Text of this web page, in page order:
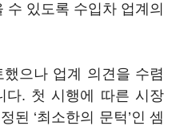
있도록 수입차 업계의
으나 업계 의견을 수렴
다. 첫 시행에 따른 시장
된 ‘최소한의 문턱’인 셈